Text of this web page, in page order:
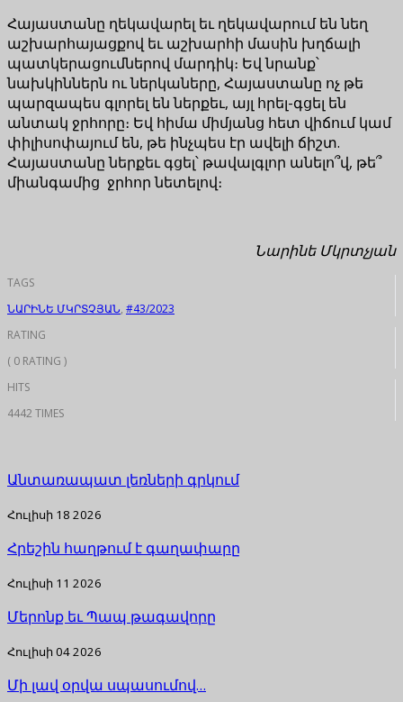
Հայաստանը ղեկավարել եւ ղեկավարում են նեղ
աշխարհայացքով եւ աշխարհի մասին խղճալի
պատկերացումներով մարդիկ։ Եվ նրանք՝
նախկիններն ու ներկաները, Հայաստանը ոչ թե
պարզապես գլորել են ներքեւ, այլ հրել-գցել են
անտակ ջրհորը։ Եվ հիմա միմյանց հետ վիճում կամ
փիլիսոփայում են, թե ինչպես էր ավելի ճիշտ.
Հայաստանը ներքեւ գցել՝ թավալգլոր անելո՞վ, թե՞
միանգամից ջրհոր նետելով։
Նարինե Մկրտչյան
TAGS
ՆԱՐԻՆԵ ՄԿՐՏՉՅԱՆ, #43/2023
RATING
( 0 RATING )
HITS
4442 TIMES
Անտառապատ լեռների գրկում
Հուլիսի 18 2026
Հրեշին հաղթում է գաղափարը
Հուլիսի 11 2026
Մերոնք եւ Պապ թագավորը
Հուլիսի 04 2026
Մի լավ օրվա սպասումով…